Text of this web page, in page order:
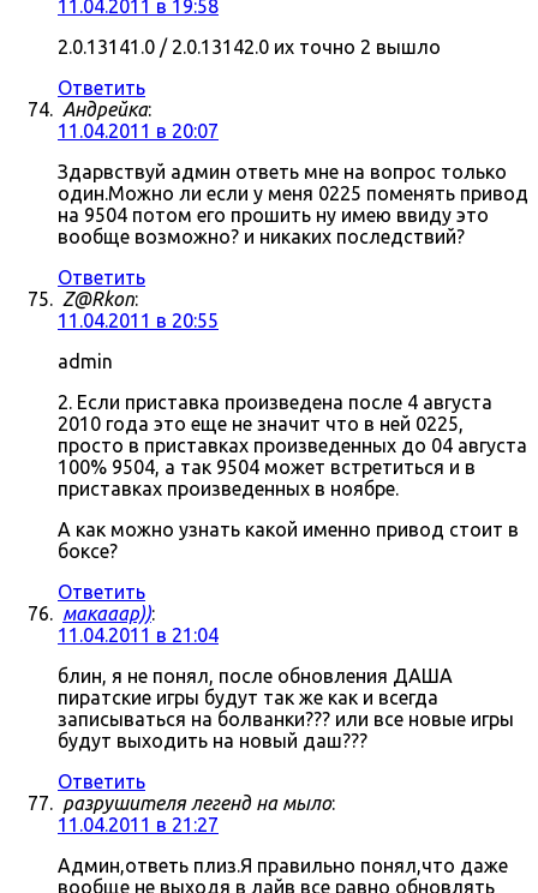
11.04.2011 в 19:58
2.0.13141.0 / 2.0.13142.0 их точно 2 вышло
Ответить
Андрейка:
11.04.2011 в 20:07
Здарвствуй админ ответь мне на вопрос только
один.Можно ли если у меня 0225 поменять привод
на 9504 потом его прошить ну имею ввиду это
вообще возможно? и никаких последствий?
Ответить
Z@Rkon:
11.04.2011 в 20:55
admin
2. Если приставка произведена после 4 августа
2010 года это еще не значит что в ней 0225,
просто в приставках произведенных до 04 августа
100% 9504, а так 9504 может встретиться и в
приставках произведенных в ноябре.
А как можно узнать какой именно привод стоит в
боксе?
Ответить
макааар)):
11.04.2011 в 21:04
блин, я не понял, после обновления ДАША
пиратские игры будут так же как и всегда
записываться на болванки??? или все новые игры
будут выходить на новый даш???
Ответить
разрушителя легенд на мыло:
11.04.2011 в 21:27
Админ,ответь плиз.Я правильно понял,что даже
вообще не выходя в лайв все равно обновлять